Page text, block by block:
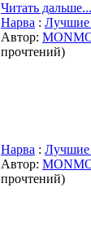
Читать дальше...
Нарва : Лучшие
Автор:
прочтений)
Нарва : Лучшие
Автор:
прочтений)